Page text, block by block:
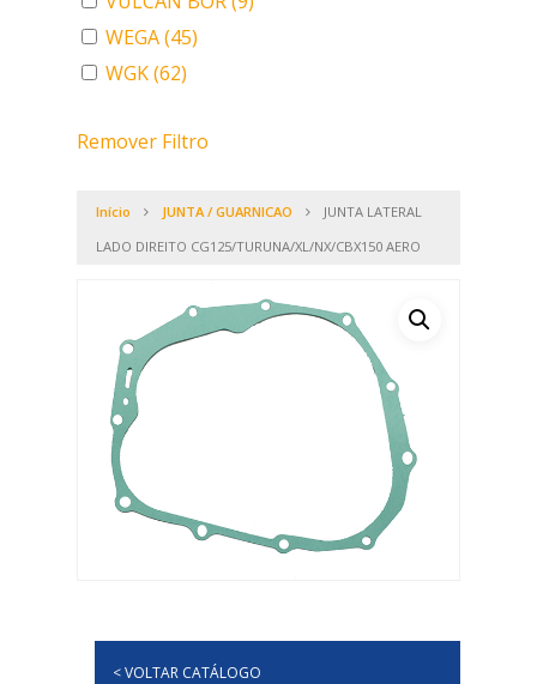
WEGA(45)
WGK(62)
Remover Filtro
Início JUNTA / GUARNICAO
JUNTA LATERAL
LADO DIREITO CG125/TURUNA/XL/NX/CBX150 AERO
< VOLTAR CATÁLOGO